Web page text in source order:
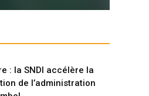
: la SNDI accélère la
de l’administration